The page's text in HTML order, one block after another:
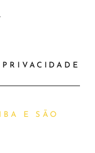
E SÃO